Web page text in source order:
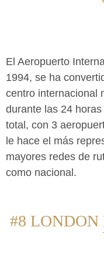
El Aeropuerto
1994, se ha
centro internacional
durante las 24
total, con 3
le hace el más
mayores redes de
como nacional.
#8 LONDON